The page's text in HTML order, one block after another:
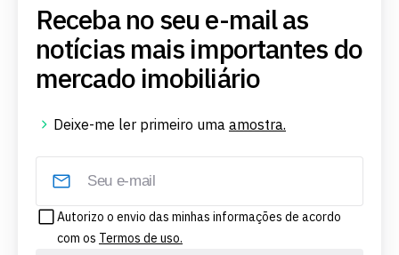
Receba no seu e-mail as
notícias mais importantes do
mercado imobiliário
Deixe-me ler primeiro uma amostra.
Autorizo o envio das minhas informações de acordo
com os Termos de uso.